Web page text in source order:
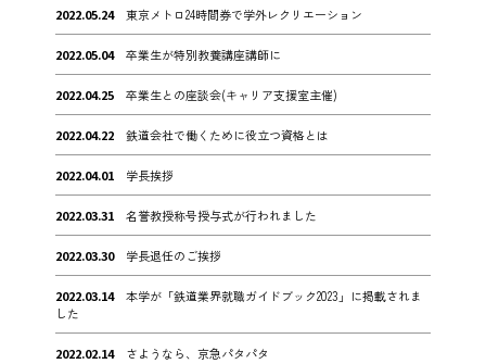
2022.05.24 東京メトロ24時間券で学外レクリエーション
2022.05.04 卒業生が特別教養講座講師に
2022.04.25 卒業生との座談会(キャリア支援室主催)
2022.04.22 鉄道会社で働くために役立つ資格とは
2022.04.01 学長挨拶
2022.03.31 名誉教授称号授与式が行われました
2022.03.30 学長退任のご挨拶
2022.03.14
本学が「鉄道業界就職ガイドブック2023」に掲載されま
した
2022.02.14 さようなら、京急パタパタ